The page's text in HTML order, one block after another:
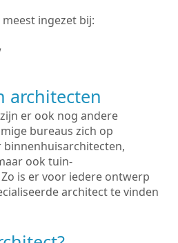
ingezet bij:
architecten
er ook nog andere
bureaus zich op
binnenhuisarchitecten,
ook tuin-
is er voor iedere ontwerp
architect te vinden